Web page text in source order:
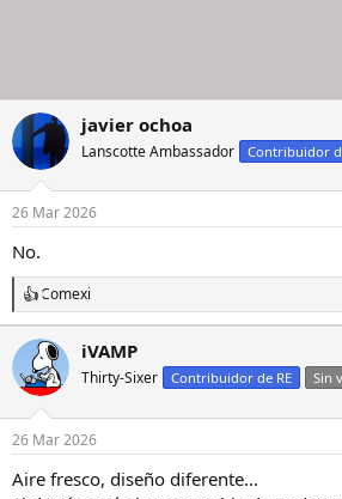
javier ochoa
Lanscotte Ambassador Contribuidor
26 Mar 2026
No.
R
e
a
c
o
n
e
s
:
Comexi
iVAMP
Thirty-Sixer Contribuidor de RE Sin
26 Mar 2026
Aire fresco, diseño diferente...